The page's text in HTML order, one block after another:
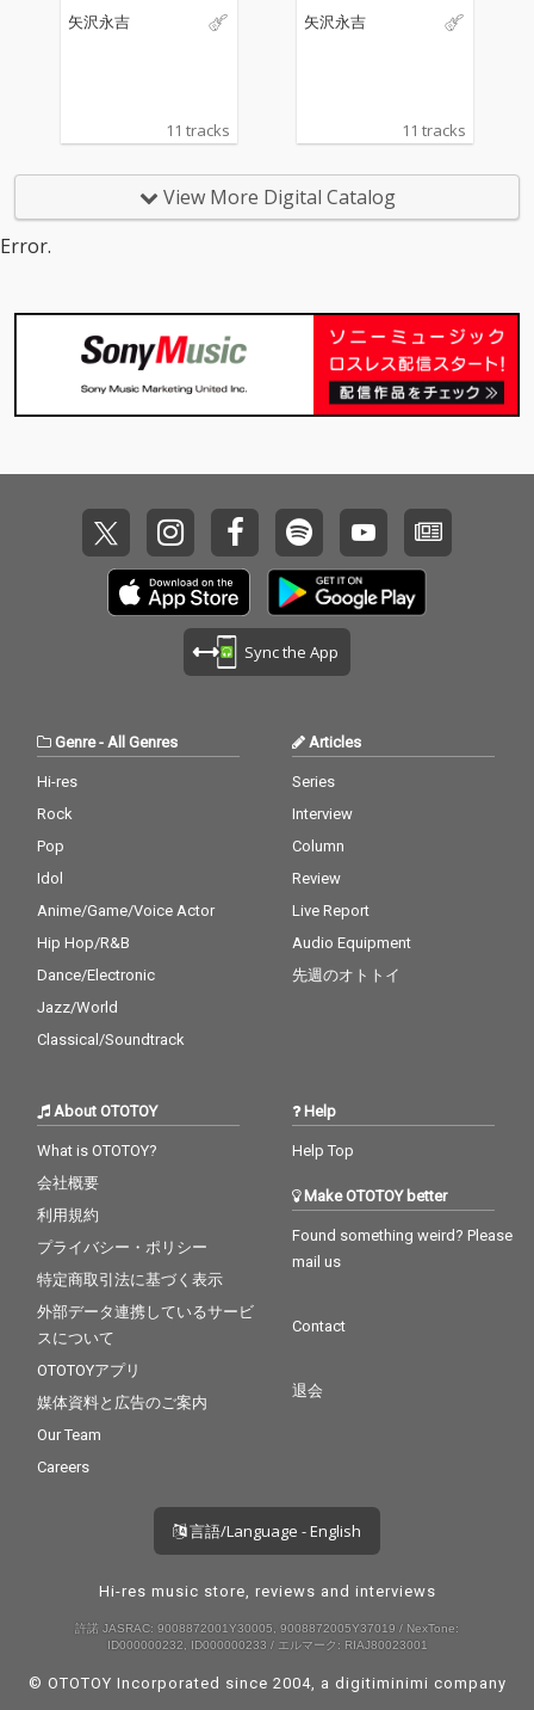
矢沢永吉
11 tracks
矢沢永吉
11 tracks
View More Digital Catalog
Error.
Sync the App
Genre- All Genres
Hi-res
Rock
Pop
Idol
Anime/Game/Voice Actor
Hip Hop/R&B
Dance/Electronic
Jazz/World
Classical/Soundtrack
Articles
Series
Interview
Column
Review
Live Report
Audio Equipment
先週のオトトイ
About OTOTOY
What is OTOTOY?
会社概要
利用規約
プライバシー・ポリシー
特定商取引法に基づく表示
外部データ連携しているサービ
スについて
OTOTOYアプリ
媒体資料と広告のご案内
Our Team
Careers
Help
Help Top
Make OTOTOY better
Found something weird? Please
mail us
Contact
退会
言語/Language - English
Hi-res music store, reviews and interviews
許諾 JASRAC: 9008872001Y30005, 9008872005Y37019 / NexTone:
ID000000232, ID000000233 / エルマーク: RIAJ80023001
© OTOTOY Incorporated since 2004, a digitiminimi company